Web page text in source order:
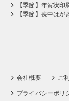
【季節】年賀状印
【季節】喪中はが
会社概要 ご
プライバシーポリ